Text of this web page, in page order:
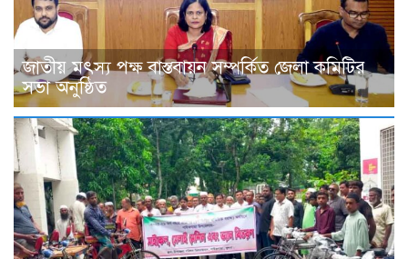
জাতীয় মৎস্য পক্ষ বাস্তবায়ন সম্পর্কিত জেলা কমিটির
সভা অনুষ্ঠিত